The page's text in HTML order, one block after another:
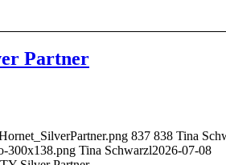
Partner
837 838 Tina
300x138.png Tina Schwarzl2026-07-08